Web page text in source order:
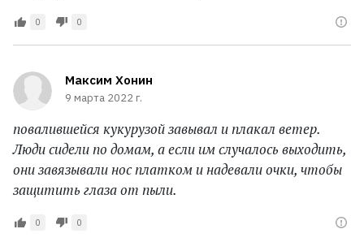
0 0
Максим Хонин
9 марта 2022 г.
повалившейся кукурузой завывал и плакал ветер.
Люди сидели по домам, а если им случалось выходить,
они завязывали нос платком и надевали очки, чтобы
защитить глаза от пыли.
0 0